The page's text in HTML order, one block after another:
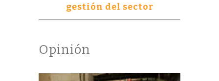
gestión del sector
Opinión